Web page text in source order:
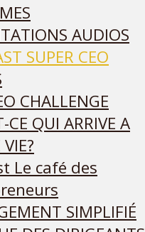
AUDIOS
SUPER CEO
CHALLENGE
CE QUI ARRIVE A
Le café des
SIMPLIFIÉ